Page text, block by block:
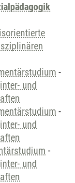
-
und
-
und
-
und